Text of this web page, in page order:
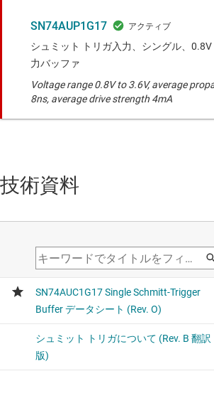
SN74AUP1G17
シュミット トリガ入力、シングル、
力バッファ
Voltage range 0.8V to 3.6V, average
8ns, average drive strength 4mA
技術資料